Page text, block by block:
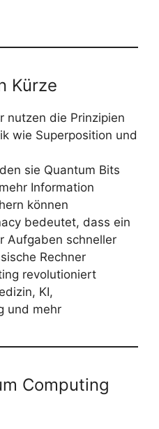
Kürze
nutzen die Prinzipien
wie Superposition und
sie Quantum Bits
Information
können
bedeutet, dass ein
Aufgaben schneller
Rechner
revolutioniert
KI,
und mehr
Computing